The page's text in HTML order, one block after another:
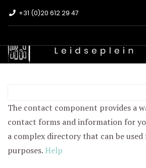
+31 (0)20 612 29 47
Contacts
The contact component provides a
contact forms and information for
a complex directory that can be
purposes. Help